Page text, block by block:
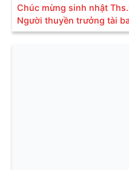
Chúc mừng sinh nhật
Người thuyền trưởng tài